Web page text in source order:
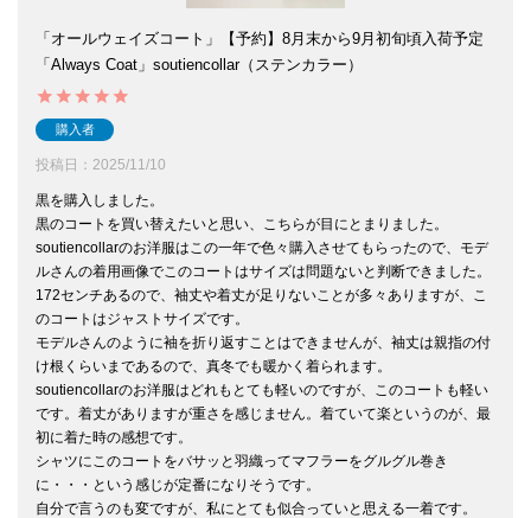
「オールウェイズコート」【予約】8月末から9月初旬頃入荷予定
「Always Coat」soutiencollar（ステンカラー）
購入者
投稿日 2025/11/10
黒を購入しました。
黒のコートを買い替えたいと思い、こちらが目にとまりました。
soutiencollarのお洋服はこの一年で色々購入させてもらったので、モデ
ルさんの着用画像でこのコートはサイズは問題ないと判断できました。
172センチあるので、袖丈や着丈が足りないことが多々ありますが、こ
のコートはジャストサイズです。
モデルさんのように袖を折り返すことはできませんが、袖丈は親指の付
け根くらいまであるので、真冬でも暖かく着られます。
soutiencollarのお洋服はどれもとても軽いのですが、このコートも軽い
です。着丈がありますが重さを感じません。着ていて楽というのが、最
初に着た時の感想です。
シャツにこのコートをバサッと羽織ってマフラーをグルグル巻き
に・・・という感じが定番になりそうです。
自分で言うのも変ですが、私にとても似合っていと思える一着です。